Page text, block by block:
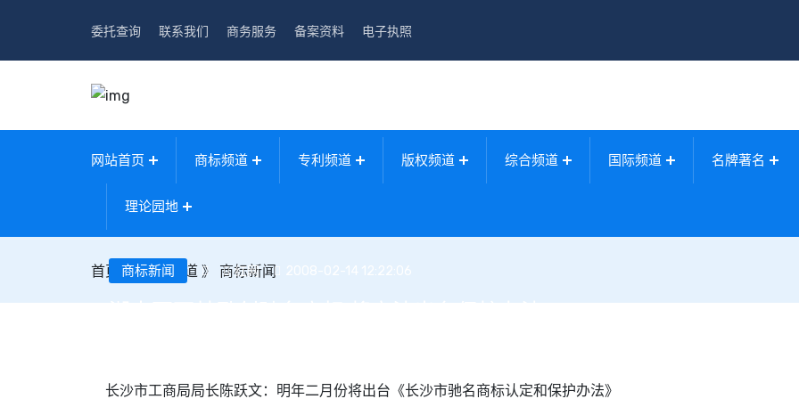
委托查询 联系我们 商务服务 备案资料 电子执照
网站首页 商标频道 专利频道 版权频道 综合频道 国际频道 名牌著名
理论园地
首页 》商标频道 》 商标新闻
商标新闻 红网 2008-02-14 12:22:06
长沙市工商局局长陈跃文：明年二月份将出台《长沙市驰名商标认定和保护办法》